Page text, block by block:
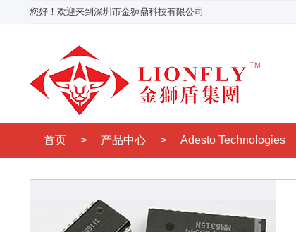
您好！欢迎来到深圳市金狮鼎科技有限公司
首页 > 产品中心 > Adesto Technologies